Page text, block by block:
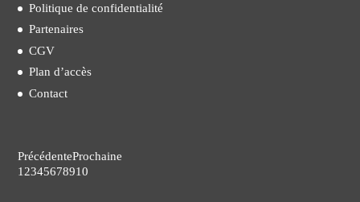
Politique de confidentialité
Partenaires
CGV
Plan d’accès
Contact
PrécédenteProchaine
1 2345678910